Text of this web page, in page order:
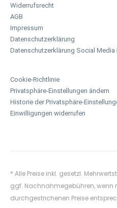
Widerrufsrecht
AGB
Impressum
Datenschutzerklärung
Datenschutzerklärung Social Media
Cookie-Richtlinie
Privatsphäre-Einstellungen ändern
Historie der Privatsphäre-
Einwilligungen widerrufen
* Alle Preise inkl. gesetzl.
ggf. Nachnahmegebühren, wenn
durchgestrichenen Preise